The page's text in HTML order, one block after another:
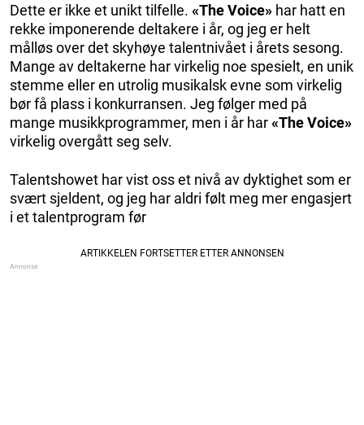
Dette er ikke et unikt tilfelle. «The Voice» har hatt en
rekke imponerende deltakere i år, og jeg er helt
målløs over det skyhøye talentnivået i årets sesong.
Mange av deltakerne har virkelig noe spesielt, en unik
stemme eller en utrolig musikalsk evne som virkelig
bør få plass i konkurransen. Jeg følger med på
mange musikkprogrammer, men i år har«The Voice»
virkelig overgått seg selv.
Talentshowet har vist oss et nivå av dyktighet som er
svært sjeldent, og jeg har aldri følt meg mer engasjert
i et talentprogram før